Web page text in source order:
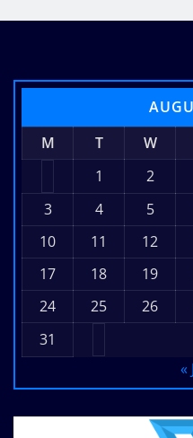
M
T W
1
2
3
4 5
10
11 12
17
18 19
24
25 26
31
«